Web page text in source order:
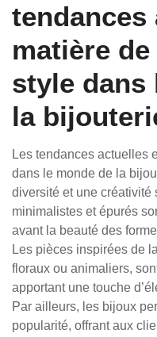
tendances
matière
style dans
la
Les tendances actuelles
dans le monde de la
diversité et une
minimalistes et épurés
avant la beauté des
Les pièces inspirées de
floraux ou animaliers,
apportant une touche
Par ailleurs, les bijoux
popularité, offrant aux